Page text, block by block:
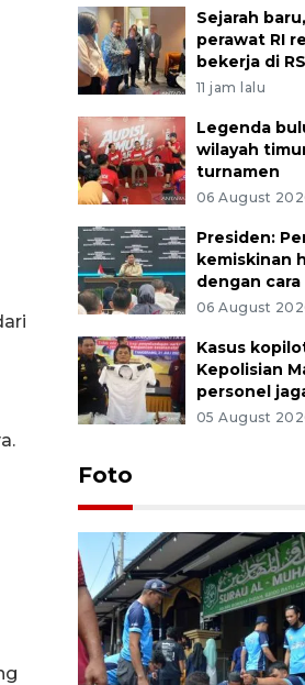
Sejarah
perawat RI
bekerja di
11 jam lalu
Legenda
wilayah
turnamen
06 August
Presiden:
kemiskinan
dengan cara
06 August
Kasus
Kepolisian
personel
05 August
Foto